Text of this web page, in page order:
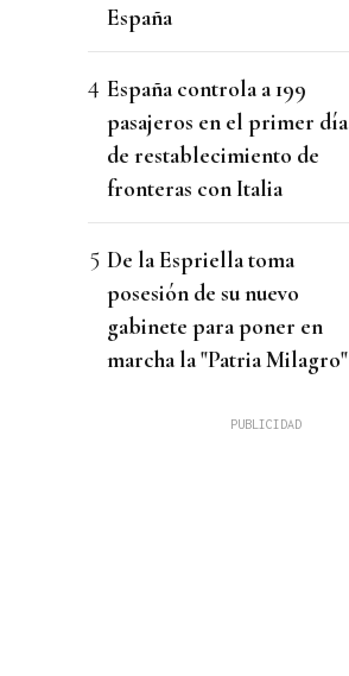
España
España controla a 199
pasajeros en el primer día
de restablecimiento de
fronteras con Italia
De la Espriella toma
posesión de su nuevo
gabinete para poner en
marcha la "Patria Milagro"